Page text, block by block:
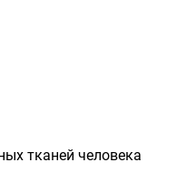
тканей человека